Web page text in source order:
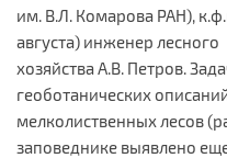
им. В.Л. Комарова РАН),
августа) инженер лесного
хозяйства А.В. Петров.
геоботанических
мелколиственных лесов
заповеднике выявлено